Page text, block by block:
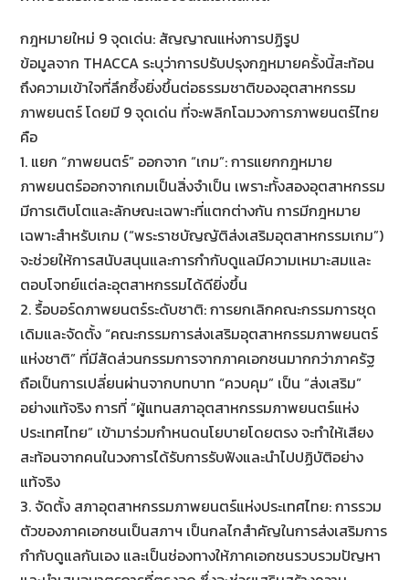
กฎหมายใหม่ 9 จุดเด่น: สัญญาณแห่งการปฏิรูป
ข้อมูลจาก THACCA ระบุว่าการปรับปรุงกฎหมายครั้งนี้สะท้อน
ถึงความเข้าใจที่ลึกซึ้งยิ่งขึ้นต่อธรรมชาติของอุตสาหกรรม
ภาพยนตร์ โดยมี 9 จุดเด่น ที่จะพลิกโฉมวงการภาพยนตร์ไทย
คือ
1. แยก “ภาพยนตร์” ออกจาก “เกม”: การแยกกฎหมาย
ภาพยนตร์ออกจากเกมเป็นสิ่งจำเป็น เพราะทั้งสองอุตสาหกรรม
มีการเติบโตและลักษณะเฉพาะที่แตกต่างกัน การมีกฎหมาย
เฉพาะสำหรับเกม (“พระราชบัญญัติส่งเสริมอุตสาหกรรมเกม”)
จะช่วยให้การสนับสนุนและการกำกับดูแลมีความเหมาะสมและ
ตอบโจทย์แต่ละอุตสาหกรรมได้ดียิ่งขึ้น
2. รื้อบอร์ดภาพยนตร์ระดับชาติ: การยกเลิกคณะกรรมการชุด
เดิมและจัดตั้ง “คณะกรรมการส่งเสริมอุตสาหกรรมภาพยนตร์
แห่งชาติ” ที่มีสัดส่วนกรรมการจากภาคเอกชนมากกว่าภาครัฐ
ถือเป็นการเปลี่ยนผ่านจากบทบาท “ควบคุม” เป็น “ส่งเสริม”
อย่างแท้จริง การที่ “ผู้แทนสภาอุตสาหกรรมภาพยนตร์แห่ง
ประเทศไทย” เข้ามาร่วมกำหนดนโยบายโดยตรง จะทำให้เสียง
สะท้อนจากคนในวงการได้รับการรับฟังและนำไปปฏิบัติอย่าง
แท้จริง
3. จัดตั้ง สภาอุตสาหกรรมภาพยนตร์แห่งประเทศไทย: การรวม
ตัวของภาคเอกชนเป็นสภาฯ เป็นกลไกสำคัญในการส่งเสริมการ
กำกับดูแลกันเอง และเป็นช่องทางให้ภาคเอกชนรวบรวมปัญหา